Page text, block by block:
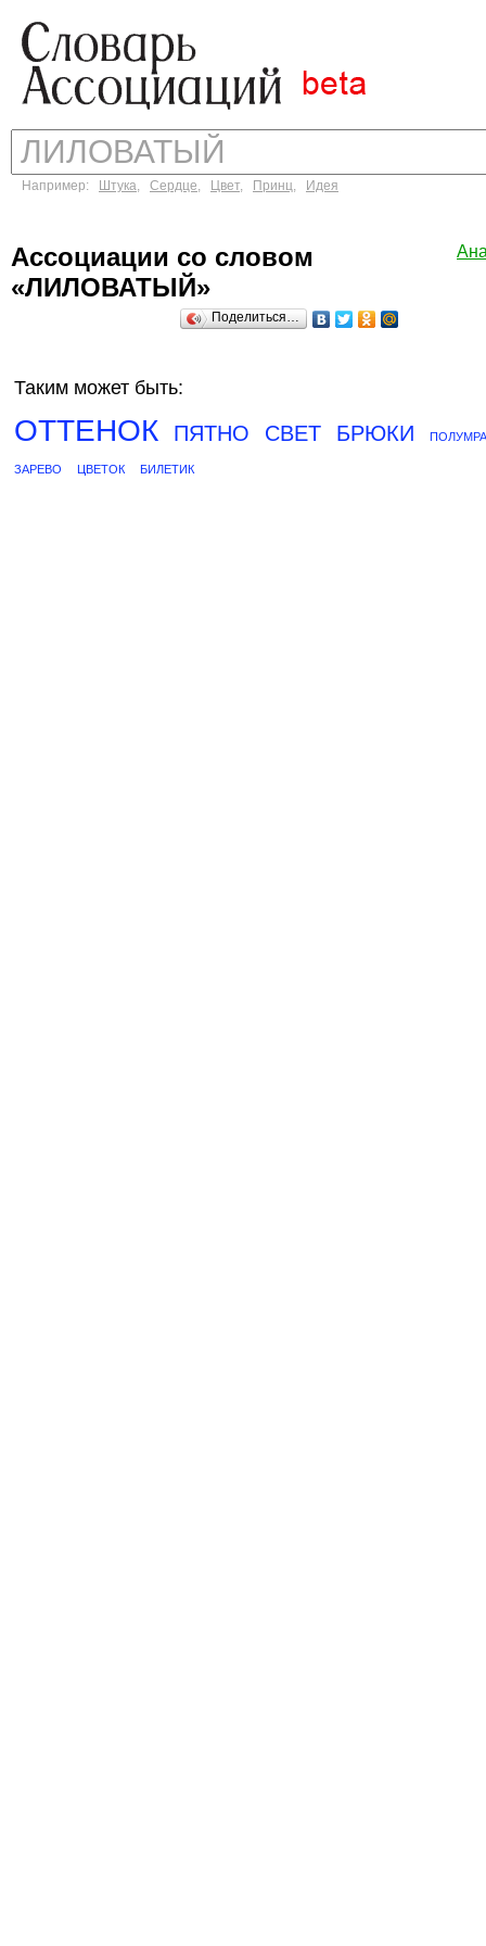
Например: Штука, Сердце, Цвет, Принц, Идея
Ассоциации со словом
«ЛИЛОВАТЫЙ»
Поделиться…
Таким может быть:
ОТТЕНОК ПЯТНО СВЕТ БРЮКИ
ЗАРЕВО ЦВЕТОК БИЛЕТИК